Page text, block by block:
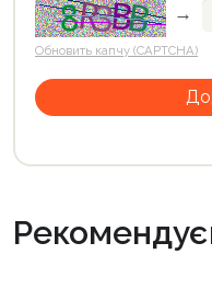
→
Обновить капчу (CAPTCHA)